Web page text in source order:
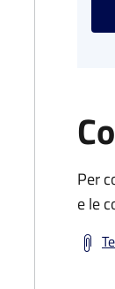
Per
e le